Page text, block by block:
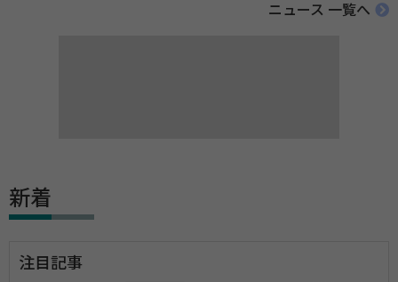
ニュース 一覧へ
新着
注目記事